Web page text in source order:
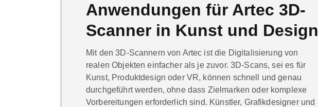
Anwendungen für Artec 3D-
Scanner in Kunst und Design
Mit den 3D-Scannern von Artec ist die Digitalisierung von
realen Objekten einfacher als je zuvor. 3D-Scans, sei es für
Kunst, Produktdesign oder VR, können schnell und genau
durchgeführt werden, ohne dass Zielmarken oder komplexe
Vorbereitungen erforderlich sind. Künstler, Grafikdesigner und